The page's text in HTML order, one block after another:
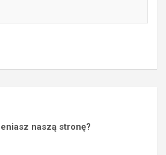
naszą stronę?